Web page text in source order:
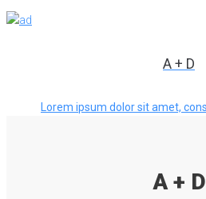
A + D
Lorem ipsum dolor sit amet,
A + D